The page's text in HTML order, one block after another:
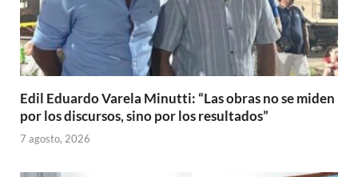
Edil Eduardo Varela Minutti: “Las obras no se miden
por los discursos, sino por los resultados”
7 agosto, 2026